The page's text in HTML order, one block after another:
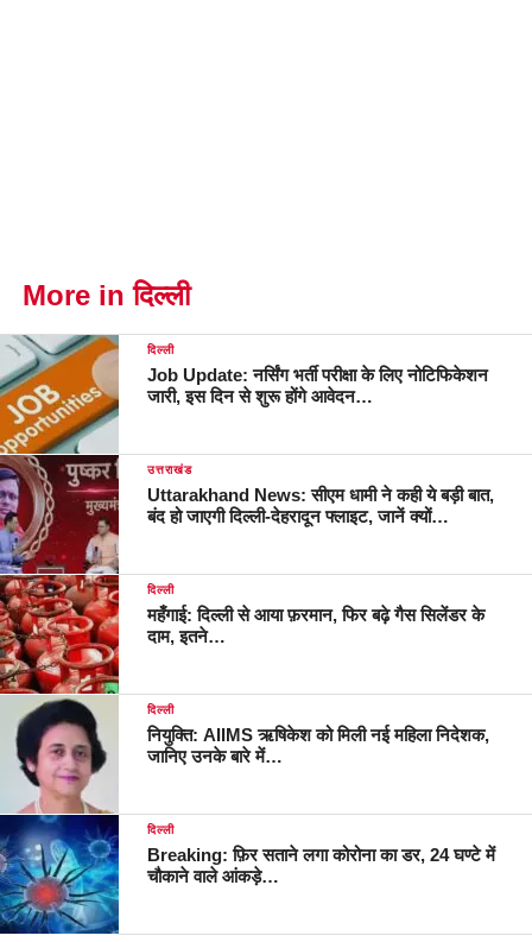
More in दिल्ली
दिल्ली
Job Update: नर्सिंग भर्ती परीक्षा के लिए नोटिफिकेशन
जारी, इस दिन से शुरू होंगे आवेदन…
उत्तराखंड
Uttarakhand News: सीएम धामी ने कही ये बड़ी बात,
बंद हो जाएगी दिल्ली-देहरादून फ्लाइट, जानें क्यों…
दिल्ली
महँगाई: दिल्ली से आया फ़रमान, फिर बढ़े गैस सिलेंडर के
दाम, इतने…
दिल्ली
नियुक्ति: AIIMS ऋषिकेश को मिली नई महिला निदेशक,
जानिए उनके बारे में…
दिल्ली
Breaking: फ़िर सताने लगा कोरोना का डर, 24 घण्टे में
चौकाने वाले आंकड़े…